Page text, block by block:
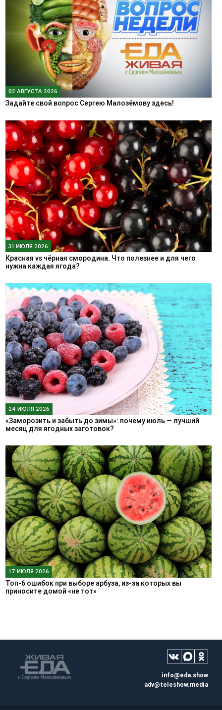
02 АВГУСТА 2026
Задайте свой вопрос Сергею Малозёмову здесь!
31 ИЮЛЯ 2026
Красная vs чёрная смородина. Что полезнее и для чего
нужна каждая ягода?
24 ИЮЛЯ 2026
«Заморозить и забыть до зимы»: почему июль — лучший
месяц для ягодных заготовок?
17 ИЮЛЯ 2026
Топ-6 ошибок при выборе арбуза, из-за которых вы
приносите домой «не тот»
info@eda.show
adv@teleshow.media